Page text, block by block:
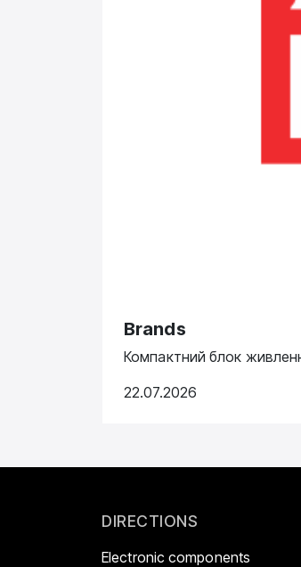
Brands
Компактний блок
22.07.2026
DIRECTIONS
Electronic components